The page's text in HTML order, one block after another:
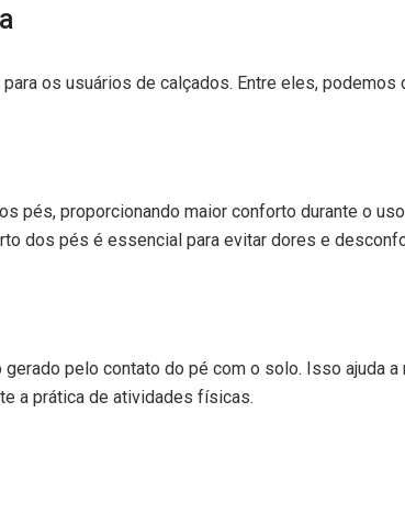
os usuários de calçados. Entre eles, podemos
pés, proporcionando maior conforto durante o
dos pés é essencial para evitar dores e
pelo contato do pé com o solo. Isso ajuda
a prática de atividades físicas.